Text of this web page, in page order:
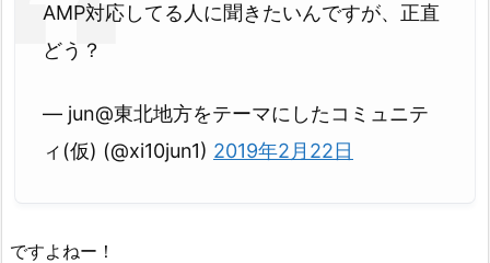
AMP対応してる人に聞きたいんですが、正直
どう？
— jun@東北地方をテーマにしたコミュニテ
ィ(仮) (@xi10jun1) 2019年2月22日
ですよねー！